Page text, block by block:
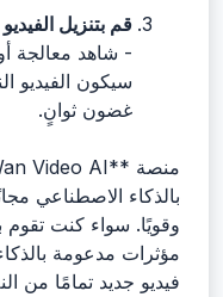
قم بتنزيل
- شاهد معالجة
سيكون الفيديو
غضون ثوانٍ.
بالذكاء الاصطناعي
وقويًا. سواء كنت تقوم
مؤثرات مدعومة